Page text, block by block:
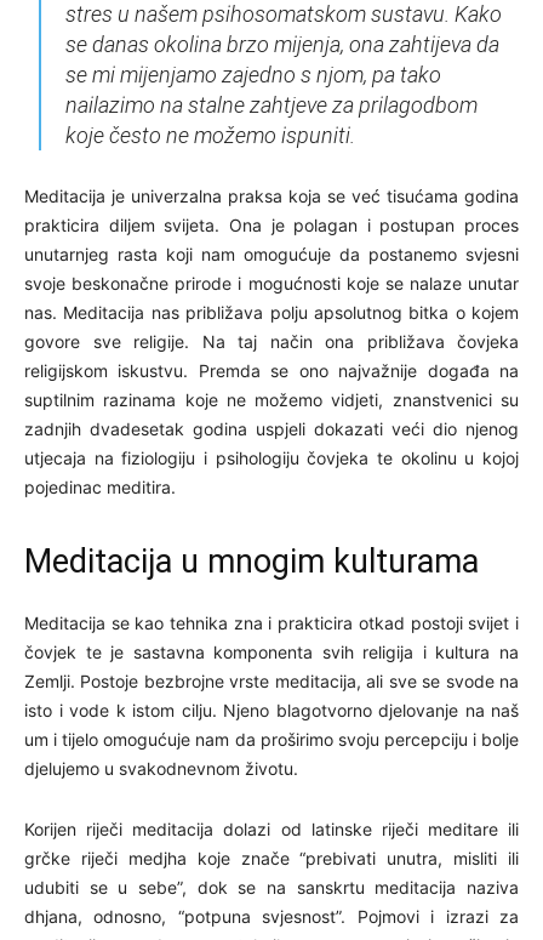
stres u našem psihosomatskom sustavu. Kako
se danas okolina brzo mijenja, ona zahtijeva da
se mi mijenjamo zajedno s njom, pa tako
nailazimo na stalne zahtjeve za prilagodbom
koje često ne možemo ispuniti.
Meditacija je univerzalna praksa koja se već tisućama godina
prakticira diljem svijeta. Ona je polagan i postupan proces
unutarnjeg rasta koji nam omogućuje da postanemo svjesni
svoje beskonačne prirode i mogućnosti koje se nalaze unutar
nas. Meditacija nas približava polju apsolutnog bitka o kojem
govore sve religije. Na taj način ona približava čovjeka
religijskom iskustvu. Premda se ono najvažnije događa na
suptilnim razinama koje ne možemo vidjeti, znanstvenici su
zadnjih dvadesetak godina uspjeli dokazati veći dio njenog
utjecaja na fiziologiju i psihologiju čovjeka te okolinu u kojoj
pojedinac meditira.
Meditacija u mnogim kulturama
Meditacija se kao tehnika zna i prakticira otkad postoji svijet i
čovjek te je sastavna komponenta svih religija i kultura na
Zemlji. Postoje bezbrojne vrste meditacija, ali sve se svode na
isto i vode k istom cilju. Njeno blagotvorno djelovanje na naš
um i tijelo omogućuje nam da proširimo svoju percepciju i bolje
djelujemo u svakodnevnom životu.
Korijen riječi meditacija dolazi od latinske riječi meditare ili
grčke riječi medjha koje znače “prebivati unutra, misliti ili
udubiti se u sebe”, dok se na sanskrtu meditacija naziva
dhjana, odnosno, “potpuna svjesnost”. Pojmovi i izrazi za